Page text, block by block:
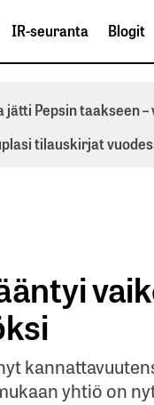
IR-seuranta Blogit
jätti Pepsin taakseen
tilauskirjat
yhtiö on